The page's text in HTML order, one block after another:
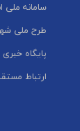
سامانه ملی
طرح ملی
پایگاه
ارتباط